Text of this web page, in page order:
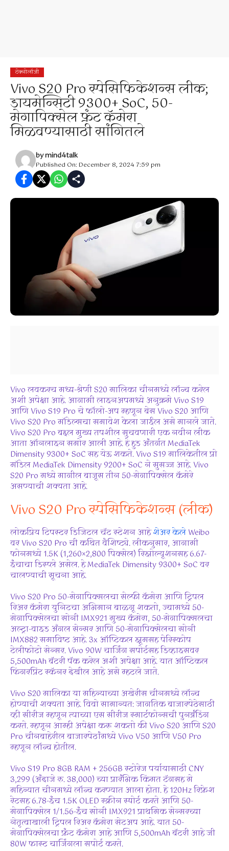
टेक्नोलॉजी
Vivo S20 Pro स्पेसिफिकेशन्स लीक;
डायमेन्सिटी 9300+ SoC, 50-
मेगापिक्सेल फ्रंट कॅमेरा
मिळवण्यासाठी सांगितले
bymind4talk
Published On: December 8, 2024 7:59 pm
Vivo लवकरच मध्य-श्रेणी S20 मालिका चीनमध्ये लॉन्च करेल
अशी अपेक्षा आहे. आगामी लाइनअपमध्ये अनुक्रमे Vivo S19
आणि Vivo S19 Pro चे फॉलो-अप म्हणून बेस Vivo S20 आणि
Vivo S20 Pro मॉडेल्सचा समावेश केला जाईल असे मानले जाते.
Vivo S20 Pro बद्दल मुख्य तपशील सुचवणारी एक नवीन लीक
आता ऑनलाइन समोर आली आहे. हे हुड अंतर्गत MediaTek
Dimensity 9300+ SoC सह येऊ शकते. Vivo S19 मालिकेतील प्रो
मॉडेल MediaTek Dimensity 9200+ SoC ने सुसज्ज आहे. Vivo
S20 Pro मध्ये मागील बाजूस तीन 50-मेगापिक्सेल कॅमेरे
असण्याची शक्यता आहे.
Vivo S20 Pro स्पेसिफिकेशन्स (लीक)
लोकप्रिय टिपस्टर डिजिटल चॅट स्टेशन आहेशेअर केले Weibo
वर Vivo S20 Pro ची कथित वैशिष्ट्ये. लीकनुसार, आगामी
फोनमध्ये 1.5K (1,260×2,800 पिक्सेल) रिझोल्यूशनसह 6.67-
इंचाचा डिस्प्ले असेल. हे MediaTek Dimensity 9300+ SoC वर
चालण्याची सूचना आहे.
Vivo S20 Pro 50-मेगापिक्सलचा सेल्फी कॅमेरा आणि ट्रिपल
रिअर कॅमेरा युनिटचा अभिमान बाळगू शकतो, ज्यामध्ये 50-
मेगापिक्सेलचा सोनी IMX921 मुख्य कॅमेरा, 50-मेगापिक्सलचा
अल्ट्रा-वाइड अँगल सेन्सर आणि 50-मेगापिक्सेलचा सोनी
IMX882 समाविष्ट आहे. 3x ऑप्टिकल झूमसह पेरिस्कोप
टेलीफोटो सेन्सर. Vivo 90W चार्जिंग सपोर्टसह डिव्हाइसवर
5,500mAh बॅटरी पॅक करेल अशी अपेक्षा आहे. यात ऑप्टिकल
फिंगरप्रिंट स्कॅनर देखील आहे असे म्हटले जाते.
Vivo S20 मालिका या महिन्याच्या अखेरीस चीनमध्ये लॉन्च
होण्याची शक्यता आहे. विवो सामान्यत: जागतिक बाजारपेठेसाठी
व्ही सीरीज म्हणून त्याच्या एस सीरीज स्मार्टफोन्सची पुनर्ब्रँडिंग
करते. म्हणून आम्ही अपेक्षा करू शकतो की Vivo S20 आणि S20
Pro चीनबाहेरील बाजारपेठांमध्ये Vivo V50 आणि V50 Pro
म्हणून लॉन्च होतील.
Vivo S19 Pro 8GB RAM + 256GB स्टोरेज पर्यायासाठी CNY
3,299 (अंदाजे रु. 38,000) च्या प्रारंभिक किंमत टॅगसह मे
महिन्यात चीनमध्ये लॉन्च करण्यात आला होता. हे 120Hz रिफ्रेश
रेटसह 6.78-इंच 1.5K OLED स्क्रीन स्पोर्ट करते आणि 50-
मेगापिक्सेल 1/1.56-इंच सोनी IMX921 प्राथमिक सेन्सरच्या
नेतृत्वाखाली ट्रिपल रिअर कॅमेरा सेटअप आहे. यात 50-
मेगापिक्सेलचा फ्रंट कॅमेरा आहे आणि 5,500mAh बॅटरी आहे जी
80W फास्ट चार्जिंगला सपोर्ट करते.